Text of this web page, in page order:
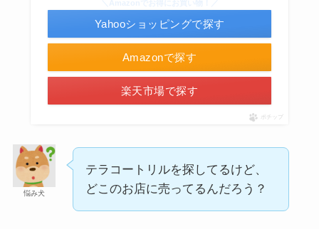
シャチハタはどこに売ってる？100均やロフトで買
える！
Amazonで探す
楽天市場で探す
Yahooショッピングで探す
ポチップ
悩み犬
テラコートリルを探してるけど、
どこのお店に売ってるんだろう？